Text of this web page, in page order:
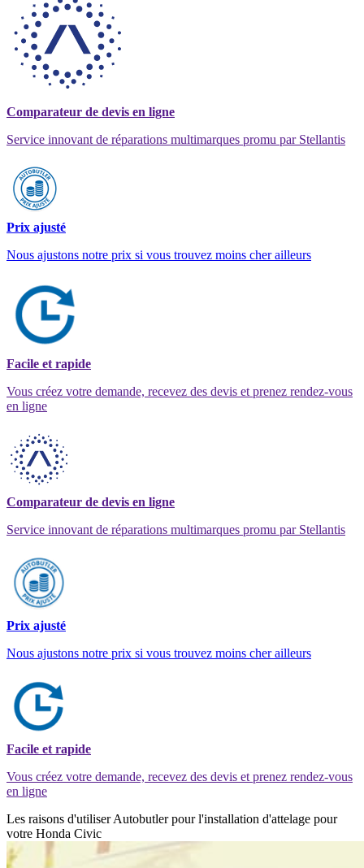
Comparateur de devis en ligne
Service innovant de réparations multimarques promu par Stellantis
Prix ajusté
Nous ajustons notre prix si vous trouvez moins cher ailleurs
Facile et rapide
Vous créez votre demande, recevez des devis et prenez rendez-vous
en ligne
Comparateur de devis en ligne
Service innovant de réparations multimarques promu par Stellantis
Prix ajusté
Nous ajustons notre prix si vous trouvez moins cher ailleurs
Facile et rapide
Vous créez votre demande, recevez des devis et prenez rendez-vous
en ligne
Les raisons d'utiliser Autobutler pour l'installation d'attelage pour
votre Honda Civic